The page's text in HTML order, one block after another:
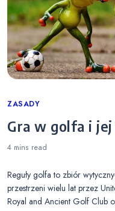
Categories
ZASADY
Gra w golfa i jej
4 mins read
Reguły golfa to zbiór
przestrzeni wielu lat przez
Royal and Ancient Golf Club